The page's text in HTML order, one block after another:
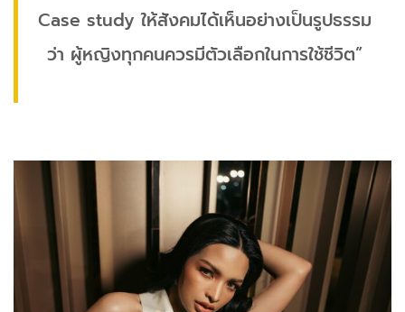
Case study ให้สังคมได้เห็นอย่างเป็นรูปธรรม
ว่า ผู้หญิงทุกคนควรมีตัวเลือกในการใช้ชีวิต”